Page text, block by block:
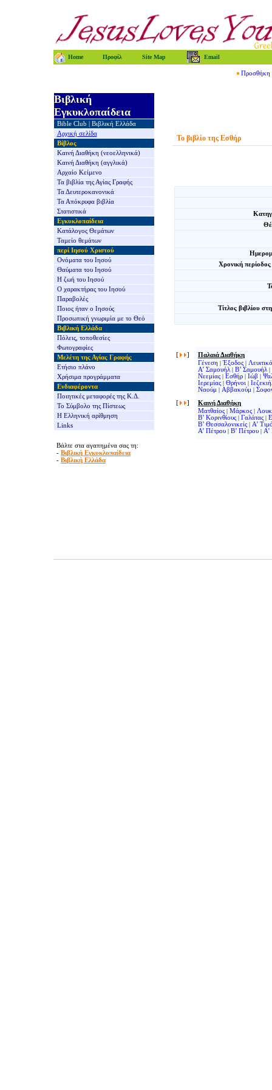
Home Προφίλ Site Map Email
Προσθήκη
Βιβλική
Εγκυκλοπαίδεια
Bible Club
Βιβλική Ελλάδα
Αρχική σελίδα
Βίβλος
Καινή Διαθήκη (νεοελληνικά)
Καινή Διαθήκη (αγγλικά)
Αρχαίο Κείμενο
Τα βιβλία τηςΑγίας Γραφής
Τα Δευτεροκανονικά
Τα Απόκρυφα βιβλία
Στατιστικά
Εγκυκλοπαίδεια
Κατάλογος Θεμάτων
Ταμείο θεμάτων
περί Ιησού Χριστού
Ονόματα του Ιησού
Θαύματα του Ιησού
Η ζωή του Ιησού
Ο χαρακτήρας του Ιησού
Παραβολές
Ποιος ήταν ο Ιησούς
Προσωπική γνωριμία με το Θεό
Βιβλική Ελλάδα
Πόλεις, τοποθεσίες
Φωτογραφίες
Μελέτη της Αγίας Γραφής
Ετήσιο πλάνο
Χρήσιμα προγράμματα
Ενδιαφέροντα
Ποιητικές μεταφορές της Κ.Δ.
Το Σύμβολο της Πίστεως
Η Ελληνική αρίθμηση
Links
Βάλτε στα αγαπημένα σας τη:
- Βιβλική Εγκυκλοπαίδεια
- Βιβλική Ελλάδα
Το βιβλίο της Εσθήρ
Χρονική
Τίτλος βιβλίου
[ ]
Παλαιά Διαθήκη
Γένεση |Έξοδος | Λευιτικό
Α’ Σαμουήλ | Β’ Σαμουήλ |
Νεεμίας | Εσθήρ | Ιώβ |
Ιερεμίας | Θρήνοι |
Ναούμ | Αββακούμ |
[
]
Καινή Διαθήκη
Ματθαίος | Μάρκος |
Β’ Κορινθίους | Γαλάτας |
Β’ Θεσσαλονικείς | Α’
Α’ Πέτρου | Β’ Πέτρου | Α’